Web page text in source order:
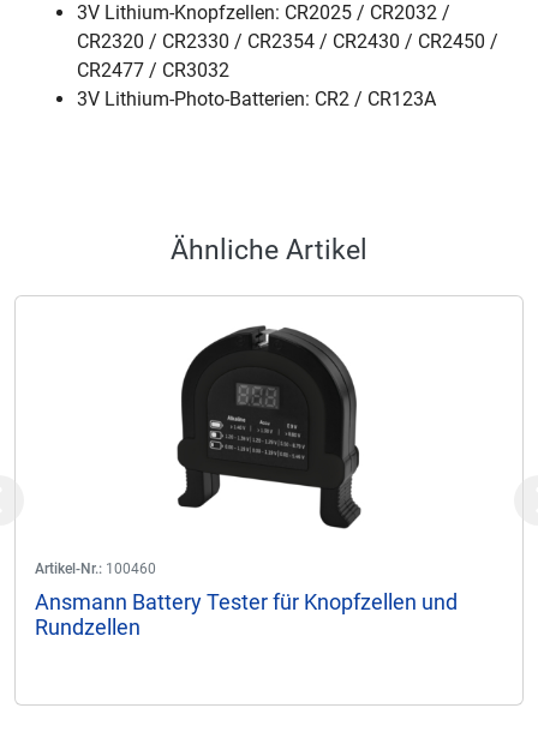
3V Lithium-Knopfzellen: CR2025 / CR2032 /
CR2320 / CR2330 / CR2354 / CR2430 / CR2450 /
CR2477 / CR3032
3V Lithium-Photo-Batterien: CR2 / CR123A
Ähnliche Artikel
Artikel-Nr.: 100460
Ansmann Battery Tester für Knopfzellen und
Rundzellen